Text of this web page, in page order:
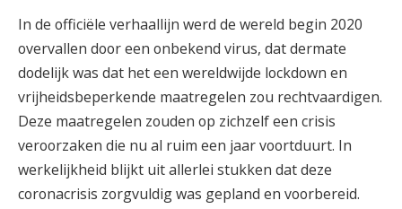
In de officiële verhaallijn werd de wereld begin 2020
overvallen door een onbekend virus, dat dermate
dodelijk was dat het een wereldwijde lockdown en
vrijheidsbeperkende maatregelen zou rechtvaardigen.
Deze maatregelen zouden op zichzelf een crisis
veroorzaken die nu al ruim een jaar voortduurt. In
werkelijkheid blijkt uit allerlei stukken dat deze
coronacrisis zorgvuldig was gepland en voorbereid.